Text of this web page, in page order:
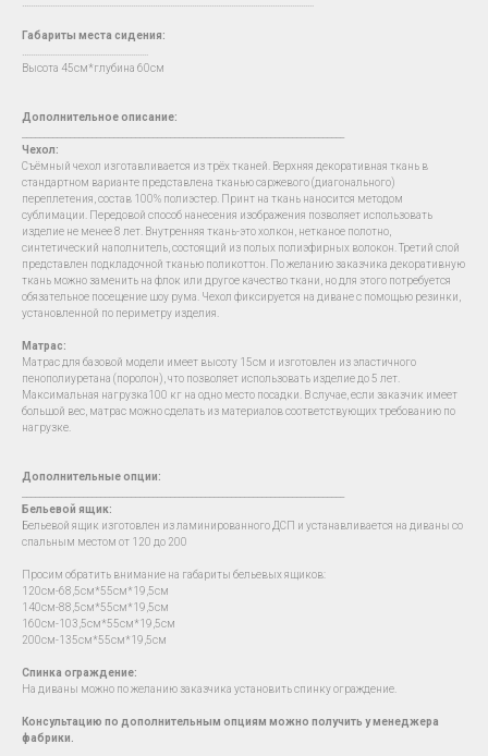
Габариты места сидения:
Высота 45см*глубина 60см
Дополнительное описание:
Чехол:
Съёмный чехол изготавливается из трёх тканей. Верхняя декоративная ткань в
стандартном варианте представлена тканью саржевого (диагонального)
переплетения, состав 100% полиэстер. Принт на ткань наносится методом
сублимации. Передовой способ нанесения изображения позволяет использовать
изделие не менее 8 лет. Внутренняя ткань-это холкон, нетканое полотно,
синтетический наполнитель, состоящий из полых полиэфирных волокон. Третий слой
представлен подкладочной тканью поликоттон. По желанию заказчика декоративную
ткань можно заменить на флок или другое качество ткани, но для этого потребуется
обязательное посещение шоу рума. Чехол фиксируется на диване с помощью резинки,
установленной по периметру изделия.
Матрас:
Матрас для базовой модели имеет высоту 15см и изготовлен из эластичного
пенополиуретана (поролон), что позволяет использовать изделие до 5 лет.
Максимальная нагрузка100 кг на одно место посадки. В случае, если заказчик имеет
большой вес, матрас можно сделать из материалов соответствующих требованию по
нагрузке.
Дополнительные опции:
Бельевой ящик:
Бельевой ящик изготовлен из ламинированного ДСП и устанавливается на диваны со
спальным местом от 120 до 200
Просим обратить внимание на габариты бельевых ящиков:
120см-68,5см*55см*19,5см
140см-88,5см*55см*19,5см
160см-103,5см*55см*19,5см
200см-135см*55см*19,5см
Спинка ограждение:
На диваны можно по желанию заказчика установить спинку ограждение.
Консультацию по дополнительным опциям можно получить у менеджера
фабрики.